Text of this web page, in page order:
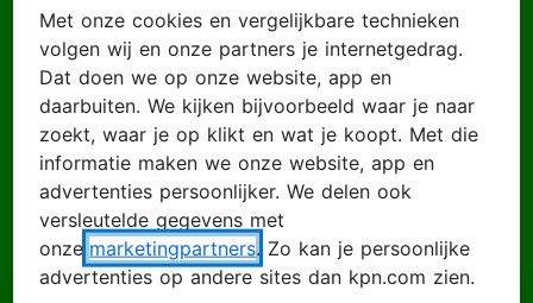
Goed je weer te zien
Log in met je KPN
ID
Inloggen
Met onze cookies en vergelijkbare technieken
volgen wij en onze partners je internetgedrag.
Dat doen we op onze website, app en
daarbuiten. We kijken bijvoorbeeld waar je naar
zoekt, waar je op klikt en wat je koopt. Met die
informatie maken we onze website, app en
advertenties persoonlijker. We delen ook
versleutelde gegevens met
onze marketingpartners. Zo kan je persoonlijke
advertenties op andere sites dan kpn.com zien.